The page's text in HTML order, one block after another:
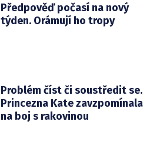
Předpověď počasí na nový
týden. Orámují ho tropy
Problém číst či soustředit se.
Princezna Kate zavzpomínala
na boj s rakovinou